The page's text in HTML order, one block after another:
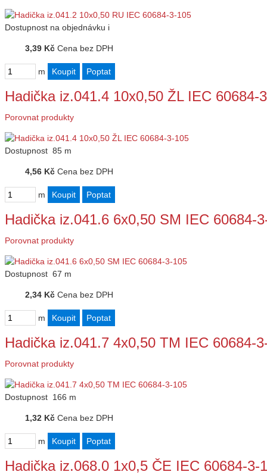
Dostupnost na objednávku i
3,39 Kč Cena bez DPH
m
Hadička iz.041.4 10x0,50 ŽL IEC 60684-
Porovnat produkty
Dostupnost 85 m
4,56 Kč Cena bez DPH
m
Hadička iz.041.6 6x0,50 SM IEC 60684-
Porovnat produkty
Dostupnost 67 m
2,34 Kč Cena bez DPH
m
Hadička iz.041.7 4x0,50 TM IEC 60684-
Porovnat produkty
Dostupnost 166 m
1,32 Kč Cena bez DPH
m
Hadička iz.068.0 1x0,5 ČE IEC 60684-3-